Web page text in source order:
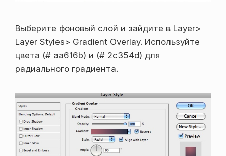
Выберите фоновый слой и зайдите в Layer>
Layer Styles> Gradient Overlay. Используйте
цвета (# aa616b) и (# 2c354d) для
радиального градиента.